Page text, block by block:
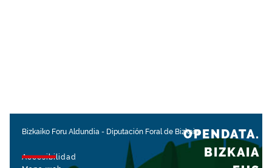
Bizkaiko Foru Aldundia - Diputación Foral de Bizkaia
Accesibilidad
OPENDATA.
BIZKAIA